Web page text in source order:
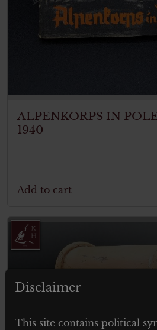
ALPENKORPS IN
1940
Add to cart
Disclaimer
This site contains political